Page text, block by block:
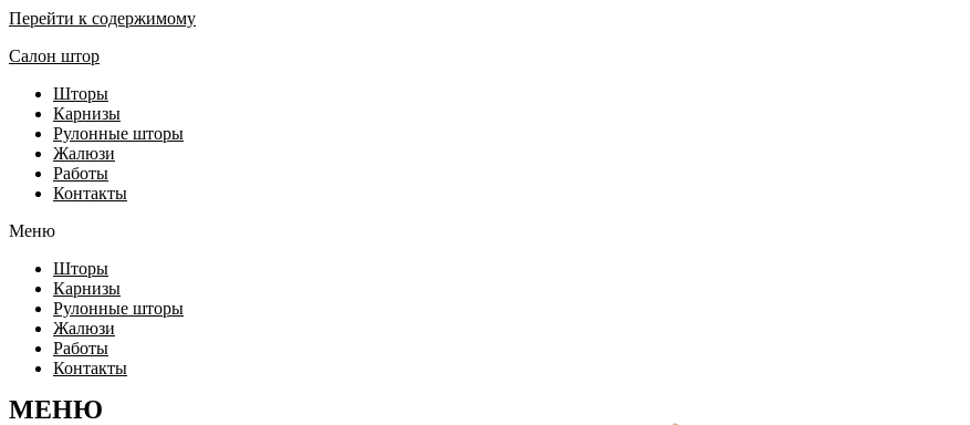
Перейти к содержимому
Салон штор
Шторы
Карнизы
Рулонные шторы
Жалюзи
Работы
Контакты
Меню
Шторы
Карнизы
Рулонные шторы
Жалюзи
Работы
Контакты
МЕНЮ